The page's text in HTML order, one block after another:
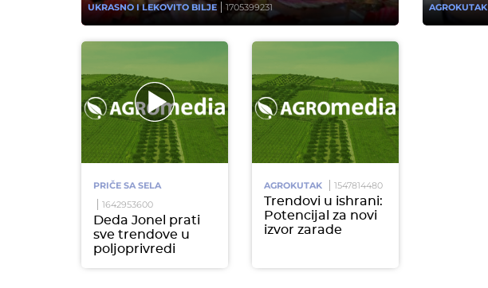
UKRASNO I LEKOVITO BILJE 1705399231 AGROKUTAK
PRIČE SA SELA
1642953600
Deda Jonel prati
sve trendove u
poljoprivredi
AGROKUTAK 1547814480
Trendovi u ishrani:
Potencijal za novi
izvor zarade